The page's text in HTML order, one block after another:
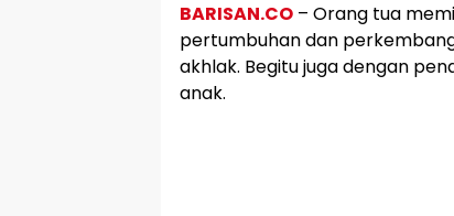
BARISAN.CO – Orang tua
pertumbuhan dan
akhlak. Begitu juga dengan
anak.